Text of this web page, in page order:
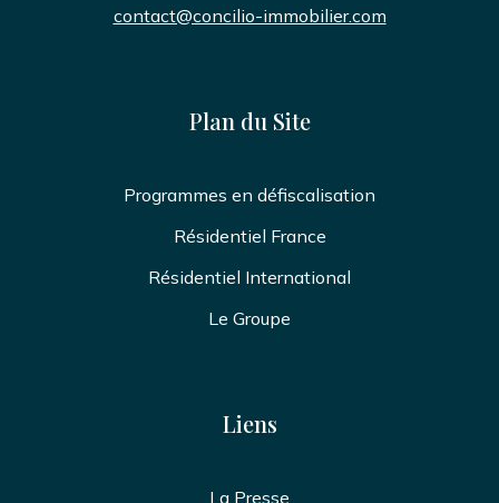
contact@concilio-immobilier.com
Plan du Site
Programmes en défiscalisation
Résidentiel France
Résidentiel International
Le Groupe
Liens
La Presse